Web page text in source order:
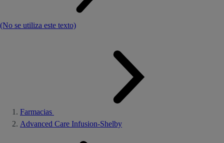
(No se utiliza este texto)
Farmacias
Advanced Care Infusion-Shelby